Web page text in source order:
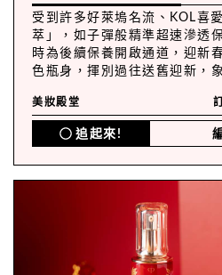
受到許多好萊塢名流、KOL喜
萃」，如子彈般精準超速滲透
時為後續保養開啟通道，迎新
色瓶身，揮別過往送舊迎新，
美妝殿堂
追起來!